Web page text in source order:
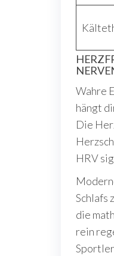
Wahre
hängt
Die
HRV
Schlafs
die
rein